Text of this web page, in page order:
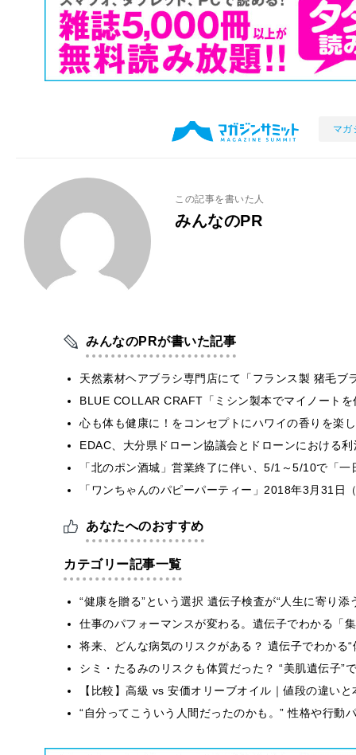
マガ
この記事を書いた人
みんなのPR
みんなのPRが書いた記事
天然素材ヘアブラシ専門店にて「フランス製 猪毛ブ
BLUE COLLAR CRAFT「ミシン製本でマイノート
心も体も健康に！をコンセプトにハワイの香りを楽
EDAC、大分県ドローン協議会とドローンにおける
「北のポン酒城」営業終了に伴い、5/1～5/10で「
「ワンちゃんのパピーパーティー」2018年3月31日
あなたへのおすすめ
カテゴリー記事一覧
“健康を贈る”という選択 遺伝子検査が“人生に寄り添
仕事のパフォーマンスが変わる。遺伝子でわかる「
将来、どんな病気のリスクがある？ 遺伝子でわかる
シミ・たるみのリスクも体質だった？ “美肌遺伝子”
【比較】高級 vs 安価オリーブオイル｜値段の違い
“自分ってこういう人間だったのかも。” 性格や行動